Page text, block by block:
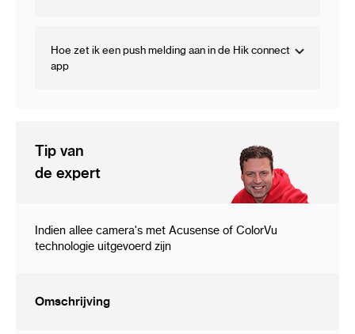
Hoe zet ik een push melding aan in de Hik connect
app
Tip van
de expert
Indien allee camera's met Acusense of ColorVu
technologie uitgevoerd zijn
Omschrijving